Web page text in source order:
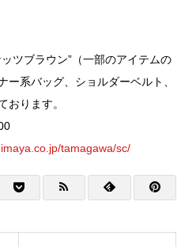
ツブラウン”（一部のアイテムの
ー系バッグ、ショルダーベルト、
おります。
tamagawa/sc/